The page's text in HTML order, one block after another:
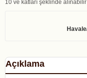
10 ve katları şeklinde alınabilir
Açıklama